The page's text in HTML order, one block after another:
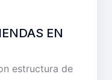
EN
estructura de